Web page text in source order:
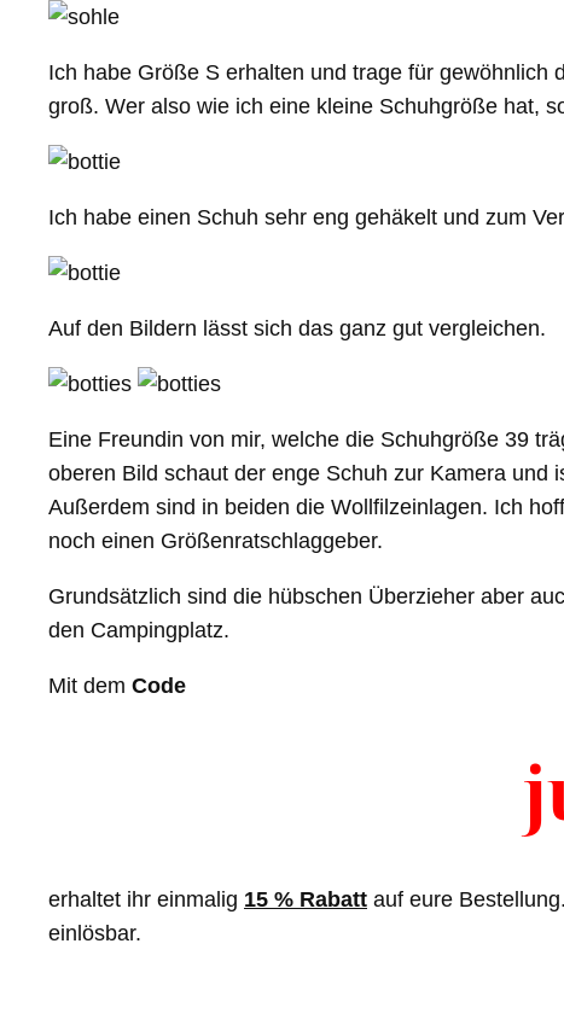
Ich habe Größe S erhalten und trage für
groß. Wer also wie ich eine kleine Schuhgröße hat,
Ich habe einen Schuh sehr eng gehäkelt und zum
Auf den Bildern lässt sich das ganz gut vergleichen.
Eine Freundin von mir, welche die Schuhgröße 39
oberen Bild schaut der enge Schuh zur Kamera und
Außerdem sind in beiden die Wollfilzeinlagen. Ich
noch einen Größenratschlaggeber.
Grundsätzlich sind die hübschen Überzieher aber
den Campingplatz.
Mit dem Code
erhaltet ihr einmalig 15 % Rabatt auf eure
einlösbar.